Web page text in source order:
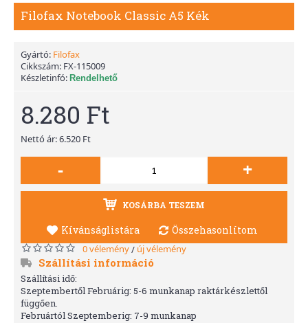
Filofax Notebook Classic A5 Kék
Gyártó: Filofax
Cikkszám: FX-115009
Készletinfó: Rendelhető
8.280 Ft
Nettó ár: 6.520 Ft
- +
KOSÁRBA TESZEM
Kívánságlistára Összehasonlítom
0 vélemény/ új vélemény
Szállítási információ
Szállítási idő:
Szeptembertől Februárig: 5-6 munkanap raktárkészlettől
függően.
Februártól Szeptemberig: 7-9 munkanap